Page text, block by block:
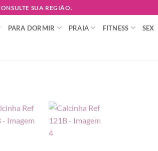
SUA REGIÃO.
PARA DORMIR PRAIA FITNESS SEX
Adicionar
à lista de